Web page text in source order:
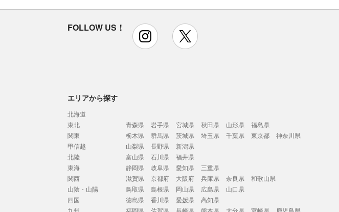
FOLLOW US！ instagram
エリアから探す
北海道
東北
青森県 岩手県 宮城県 秋田県 山形県
福島県
関東
栃木県 群馬県 茨城県 埼玉県 千葉県 東京都
神奈川県
甲信越
山梨県 長野県
新潟県
北陸
富山県 石川県
福井県
東海
静岡県 岐阜県 愛知県
三重県
関西
滋賀県 京都府 大阪府 兵庫県 奈良県
和歌山県
山陰・山陽
鳥取県 島根県 岡山県 広島県
山口県
四国
徳島県 香川県 愛媛県
高知県
九州
福岡県 佐賀県 長崎県 熊本県 大分県 宮崎県 鹿児島県